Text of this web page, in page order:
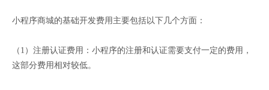
小程序商城的基础开发费用主要包括以下几个方面：
（1）注册认证费用：小程序的注册和认证需要支付一定的费用，
这部分费用相对较低。